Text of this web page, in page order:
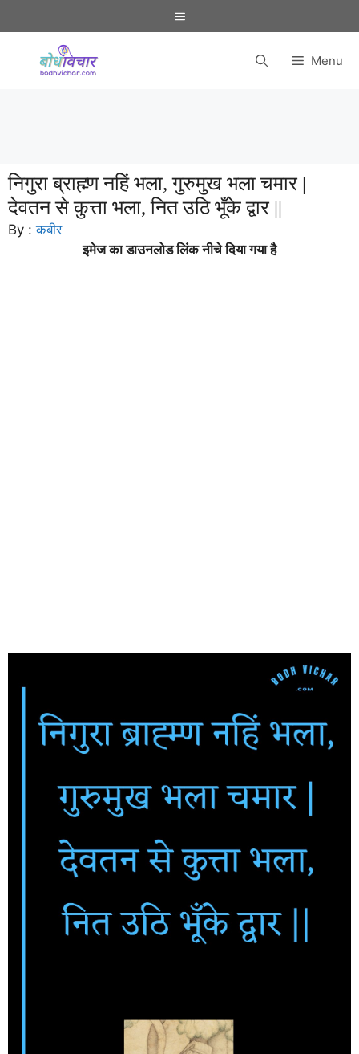
to
Menu
Menu
निगुरा ब्राह्म्ण नहिं भला, गुरुमुख भला चमार |
देवतन से कुत्ता भला, नित उठि भूँके द्वार ||
By :कबीर
इमेज का डाउनलोड लिंक नीचे दिया गया है